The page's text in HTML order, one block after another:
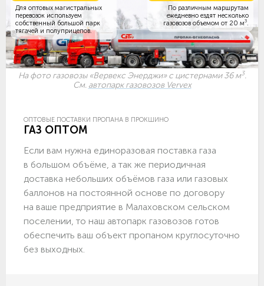
Для оптовых магистральных
перевозок используем
собственный большой парк
тягачей и полуприцепов.
По различным маршрутам
ежедневно ездят несколько
газовозов объемом от 20 м3
На фото газовозы «Вервекс Энерджи» с цистернами 36 м3.
См. автопарк газовозов Vervex
ОПТОВЫЕ ПОСТАВКИ ПРОПАНА В ПРОКШИНО
ГАЗ ОПТОМ
Если вам нужна единоразовая поставка газа
в большом объёме, а так же периодичная
доставка небольших объёмов газа или газовых
баллонов на постоянной основе по договору
на ваше предприятие в Малаховском сельском
поселении, то наш автопарк газовозов готов
обеспечить ваш объект пропаном круглосуточно
без выходных.